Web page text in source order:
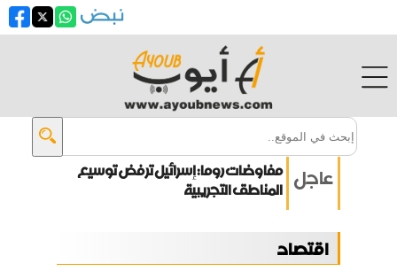
عاجل مفاوضات روما: إسرائيل ترفض توسيع
المناطق التجريبية
اقتصاد